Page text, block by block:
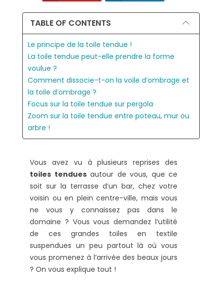
TABLE OF CONTENTS
Le principe de la toile tendue !
La toile tendue peut-elle prendre la forme
voulue ?
Comment dissocie-t-on la voile d’ombrage et
la toile d’ombrage ?
Focus sur la toile tendue sur pergola
Zoom sur la toile tendue entre poteau, mur ou
arbre !
Vous avez vu à plusieurs reprises des
toiles tenduesautour de vous, que ce
soit sur la terrasse d’un bar, chez votre
voisin ou en plein centre-ville, mais vous
ne vous y connaissez pas dans le
domaine ? Vous vous demandez l’utilité
de ces grandes toiles en textile
suspendues un peu partout là où vous
vous promenez à l’arrivée des beaux jours
? On vous explique tout !